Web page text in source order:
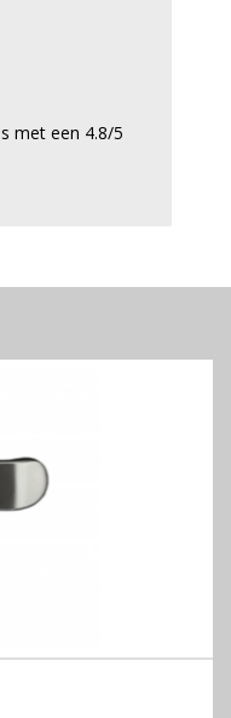
met een 4.8/5